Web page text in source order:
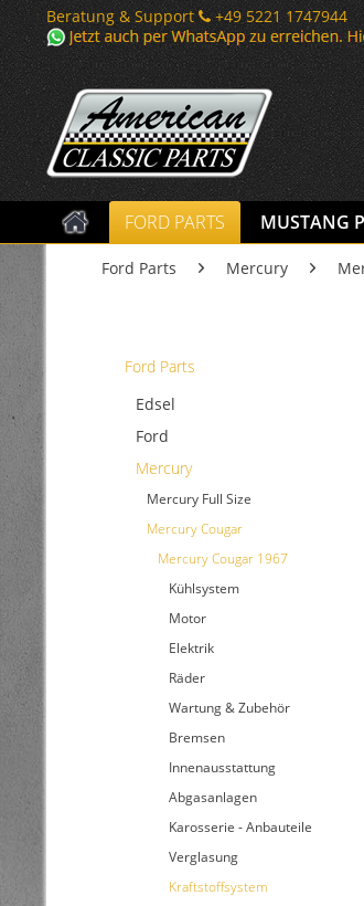
Beratung & Support
+49 5221 1747944
FORD PARTS MUSTANG
Ford Parts Mercury
Ford Parts
Edsel
Ford
Mercury
Mercury Full Size
Mercury Cougar
Mercury Cougar 1967
Kühlsystem
Motor
Elektrik
Räder
Wartung & Zubehör
Bremsen
Innenausstattung
Abgasanlagen
Karosserie - Anbauteile
Verglasung
Kraftstoffsystem